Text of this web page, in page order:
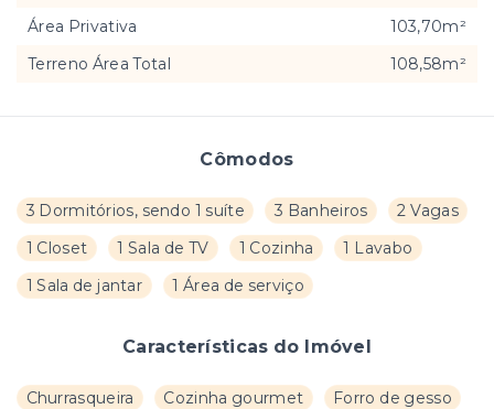
Cômodos
3 Dormitórios, sendo 1 suíte 3 Banheiros
2 Vagas
1 Closet
1 Sala de TV 1 Cozinha
1 Lavabo
1 Sala de jantar
1 Área de serviço
Características do Imóvel
Churrasqueira Cozinha gourmet
Forro de gesso
Área Privativa
103,70m²
Terreno Área Total
108,58m²